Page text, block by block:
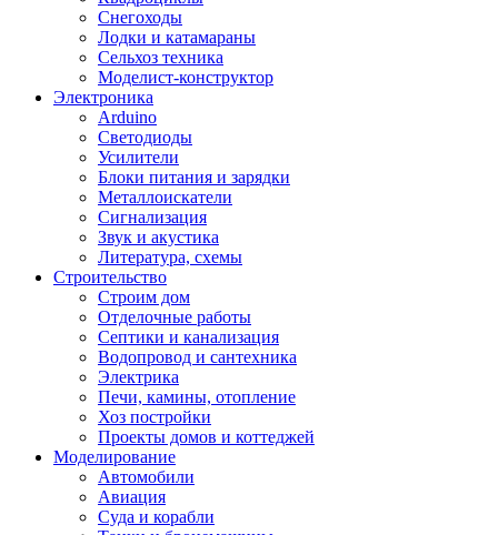
Снегоходы
Лодки и катамараны
Сельхоз техника
Моделист-конструктор
Электроника
Arduino
Светодиоды
Усилители
Блоки питания и зарядки
Металлоискатели
Сигнализация
Звук и акустика
Литература, схемы
Строительство
Строим дом
Отделочные работы
Септики и канализация
Водопровод и сантехника
Электрика
Печи, камины, отопление
Хоз постройки
Проекты домов и коттеджей
Моделирование
Автомобили
Авиация
Суда и корабли